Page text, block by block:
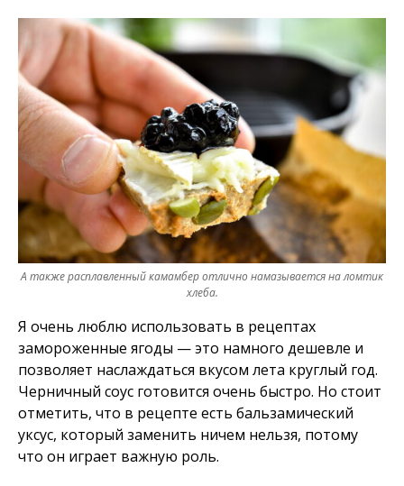
А также расплавленный камамбер отлично намазывается на ломтик
хлеба.
Я очень люблю использовать в рецептах
замороженные ягоды — это намного дешевле и
позволяет наслаждаться вкусом лета круглый год.
Черничный соус готовится очень быстро. Но стоит
отметить, что в рецепте есть бальзамический
уксус, который заменить ничем нельзя, потому
что он играет важную роль.